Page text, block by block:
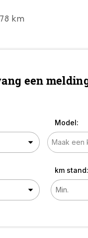
km
een
Model:
km stand: